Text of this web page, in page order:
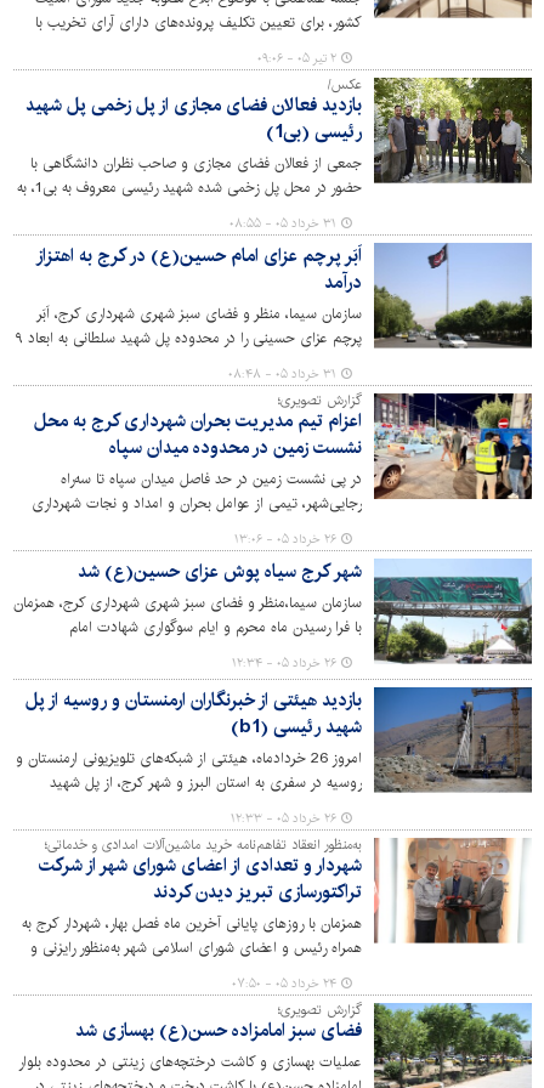
کشور، برای تعیین تکلیف پرونده‌های دارای آرای تخریب با
حضور قائم‌مقام شهردار، معاون مالی و اقتصادی، شهرسازی و
معماری، مدیران مناطق و حوزه‌های مرتبط برگزار شد.
۲ تیر ۰۵ - ۰۹:۰۶
عکس/
بازدید فعالان فضای مجازی از پل زخمی پل شهید
رئیسی (بی1)
جمعی از فعالان فضای مجازی و صاحب نظران دانشگاهی با
حضور در محل پل زخمی شده شهید رئیسی معروف به بی1، به
عنوان یکی از جنایات جنگی حمله اخیر محور آمریکایی -
صهیونی به کشورمان، قامتِ خمیده اما استوار این شاهکار
مهندسی ایران را به تماشا نشستند.
۳۱ خرداد ۰۵ - ۰۸:۵۵
اَبَر پرچم عزای امام حسین(ع) در کرج به اهتزاز
درآمد
سازمان سیما، منظر و فضای سبز شهری شهرداری کرج، اَبَر
پرچم عزای حسینی را در محدوده پل شهید سلطانی به ابعاد ۹
در ۱۶ متر به نشانه عزا به اهتزاز درآورد. ۳۱ خرداد ۰۵ - ۰۸:۴۸
گزارش تصویری؛
اعزام تیم مدیریت بحران شهرداری کرج به محل
نشست زمین در محدوده میدان سپاه
در پی نشست زمین در حد فاصل میدان سپاه تا سه‌راه
رجایی‌شهر، تیمی از عوامل بحران و امداد و نجات شهرداری
کرج به محل حادثه اعزام شده و ضمن بررسی عوامل، مشکل را
برطرف کردند.
۲۶ خرداد ۰۵ - ۱۳:۰۶
شهر کرج سیاه پوش عزای حسین(ع) شد
سازمان سیما،منظر و فضای سبز شهری شهرداری کرج، همزمان
با فرا رسیدن ماه محرم و ایام سوگواری شهادت امام
حسین(ع) اقدام به فضاسازی و اکران طرح‌های فرهنگی در
سطح مناطق ۱۰گانه کرده است.
۲۶ خرداد ۰۵ - ۱۲:۳۴
بازدید هیئتی از خبرنگاران ارمنستان و روسیه از پل
شهید رئیسی (b1)
امروز 26 خردادماه، هیئتی از شبکه‌های تلویزیونی ارمنستان و
روسیه در سفری به استان البرز و شهر کرج، از پل شهید
رئیسی به‌عنوان سند جنایات دشمن آمریکایی- صهیونیستی
دیدن کردند.
۲۶ خرداد ۰۵ - ۱۲:۳۳
به‌منظور انعقاد تفاهم‌نامه خرید ماشین‌آلات امدادی و خدماتی؛
شهردار و تعدادی از اعضای شورای شهر از شرکت
تراکتورسازی تبریز دیدن کردند
همزمان با روزهای پایانی آخرین ماه فصل بهار، شهردار کرج به
همراه رئیس و اعضای شورای اسلامی شهر به‌منظور رایزنی و
انعقاد تفاهم برای خرید خودروهای امدادی، آتش‌نشانی و
خدمات شهری راهی آذربایجان شرقی شدند و از قطب صنعت
تولید ماشین‌های سنگین کشور -شرکت تراکتورسازی تبریز-
دیدن کردند.
۲۴ خرداد ۰۵ - ۰۷:۵۰
گزارش تصویری؛
فضای سبز امامزاده حسن(ع) بهسازی شد
عملیات بهسازی و کاشت درختچه‌های زینتی در محدوده بلوار